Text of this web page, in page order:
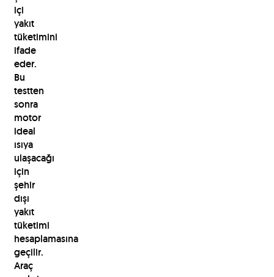
içi
yakıt
tüketimini
ifade
eder.
Bu
testten
sonra
motor
ideal
ısıya
ulaşacağı
için
şehir
dışı
yakıt
tüketimi
hesaplamasına
geçilir.
Araç